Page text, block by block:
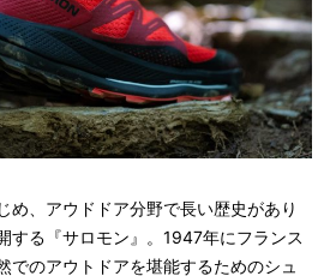
め、アウドドア分野で長い歴史があり
する『サロモン』。1947年にフランス
でのアウトドアを堪能するためのシュ